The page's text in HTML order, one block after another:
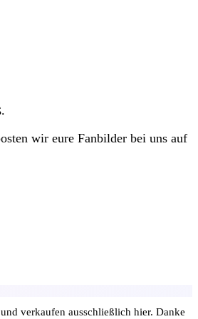
wir eure Fanbilder bei uns auf
verkaufen ausschließlich hier. Danke